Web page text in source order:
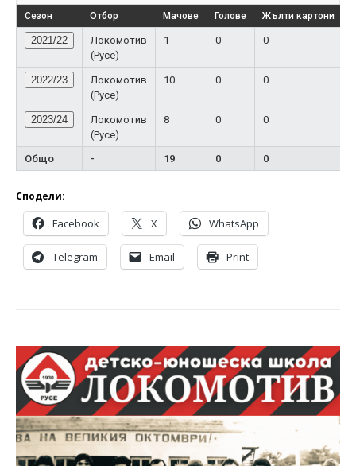
Сезон Отбор Мачове Голове Жълти картони
2021/22
Локомотив
(Русе)
1 0 0
2022/23
Локомотив
(Русе)
10 0 0
2023/24
Локомотив
(Русе)
8 0 0
Общо - 19 0 0
Сподели:
Facebook X WhatsApp
Telegram Email Print